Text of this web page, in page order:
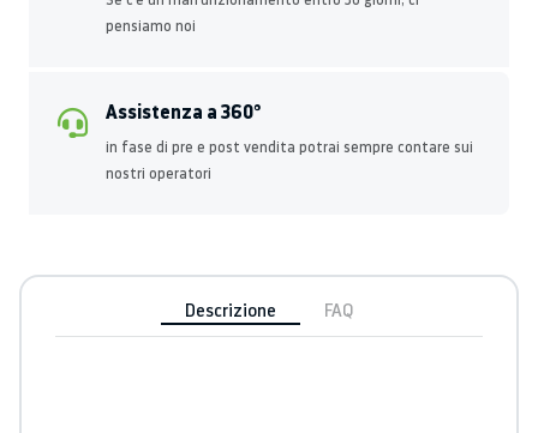
pensiamo noi
Assistenza a 360°
in fase di pre e post vendita potrai sempre contare sui
nostri operatori
Descrizione FAQ